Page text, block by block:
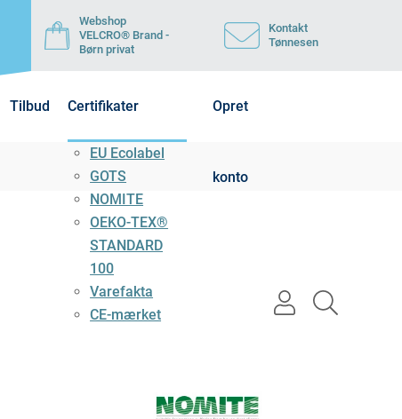
Webshop
VELCRO® Brand -
Børn privat
Kontakt
Tønnesen
Tilbud Certifikater
EU Ecolabel
GOTS
NOMITE
OEKO-TEX®
STANDARD
100
Varefakta
CE-mærket
Opret
konto
user